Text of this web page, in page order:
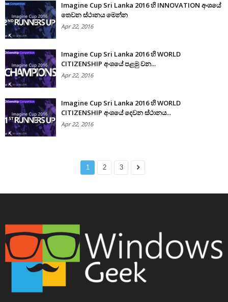
Imagine Cup Sri Lanka 2016 හි INNOVATION අංශයේ
තෙවන ස්ථානය මෙන්න
Apr 22, 2016
Imagine Cup Sri Lanka 2016 හි WORLD
CITIZENSHIP අංශයේ පළමු වන...
Apr 22, 2016
Imagine Cup Sri Lanka 2016 හි WORLD
CITIZENSHIP අංශයේ දෙවන ස්ථානය...
Apr 22, 2016
1 2 3